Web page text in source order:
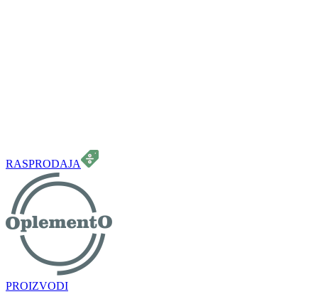
RASPRODAJA
PROIZVODI